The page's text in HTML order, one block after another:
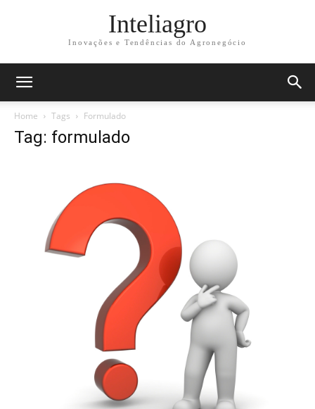
Inteliagro
Inovações e Tendências do Agronegócio
Home Tags Formulado
Tag: formulado